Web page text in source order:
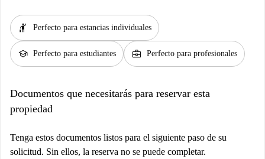
hail Perfecto para estancias individuales
school Perfecto para estudiantes business_center Perfecto para profesionales
Documentos que necesitarás para reservar esta
propiedad
Tenga estos documentos listos para el siguiente paso de su
solicitud. Sin ellos, la reserva no se puede completar.